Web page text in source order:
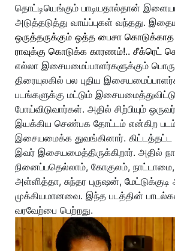
தொட்டியெங்கும் பாடியதால்தான்
அடுத்தடுத்து வாய்ப்புகள் வந்தது.
ஒருத்தருக்கும் ஒத்த பைசா
ராவுக்கு கொடுக்க காரணம்!.. சீக்ரெட்
எல்லா இசையமைப்பாளர்களுக்கும்
திரையுலகில் பல புதிய
படங்களுக்கு மட்டும்
போய்விடுவார்கள். அதில் சிற்பியும்
இயக்கிய செண்பக தோட்டம் என்கிற
இசையமைக்க துவங்கினார். கிட்டத்தட்ட
இவர் இசையமைத்திருக்கிறார். அதில்
நினைப்பதெல்லாம், கோகுலம்,
அள்ளித்தா, சுந்தர புருஷன்,
முக்கியமானவை. இந்த படத்தின்
வரவேற்பை பெற்றது.